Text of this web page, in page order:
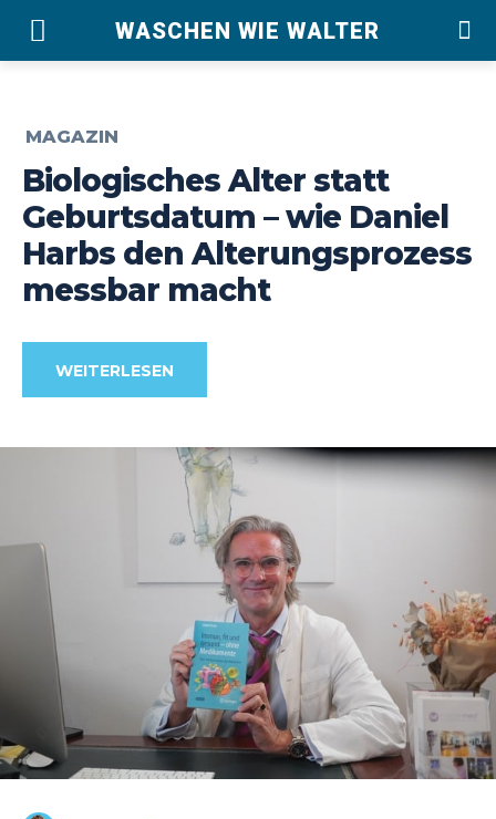
WASCHEN WIE WALTER
MAGAZIN
Biologisches Alter statt
Geburtsdatum – wie Daniel
Harbs den Alterungsprozess
messbar macht
WEITERLESEN